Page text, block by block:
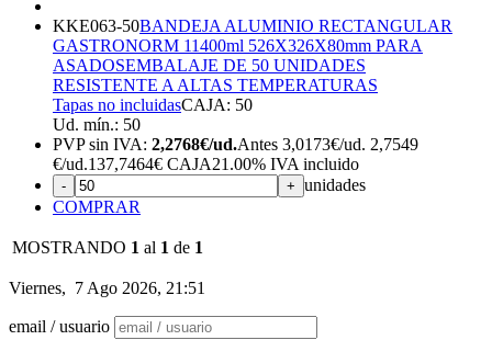
KKE063-50BANDEJA ALUMINIO RECTANGULAR
GASTRONORM 11400ml 526X326X80mm PARA
ASADOSEMBALAJE DE 50 UNIDADES
RESISTENTE A ALTAS TEMPERATURAS
Tapas no incluidasCAJA: 50
Ud. mín.: 50
PVP sin IVA: 2,2768€/ud.Antes 3,0173€/ud. 2,7549
€/ud.137,7464€ CAJA21.00% IVA incluido
- + unidades
COMPRAR
MOSTRANDO 1 al 1 de 1
Viernes, 7 Ago 2026, 21:51
email / usuario